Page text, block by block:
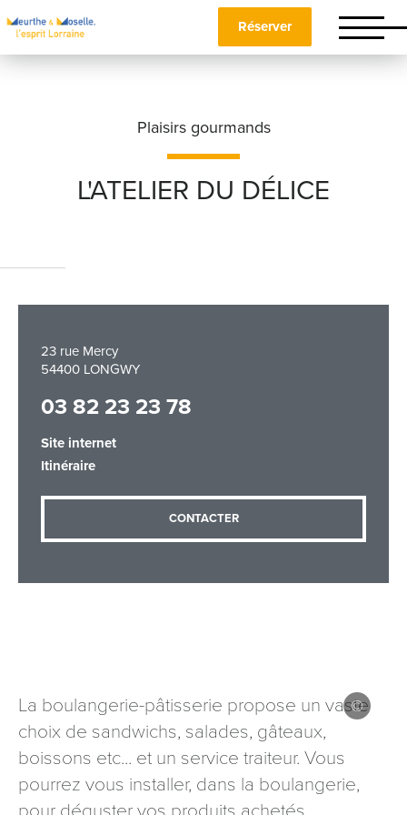
Réserver
Plaisirs gourmands
L'ATELIER DU DÉLICE
23 rue Mercy
54400 LONGWY
03 82 23 23 78
Site internet
Itinéraire
CONTACTER
La boulangerie-pâtisserie propose un vaste
choix de sandwichs, salades, gâteaux,
boissons etc... et un service traiteur. Vous
pourrez vous installer, dans la boulangerie,
Prénom*
Les informations recueillies à partir de ce formulaire sont
nécessaires au traitement de votre demande (sauf
mention contraire). Vous disposez d’un droit d’accès, de
rectification et d’opposition aux données vous concernant,
que vous pouvez exercer en adressant une demande par